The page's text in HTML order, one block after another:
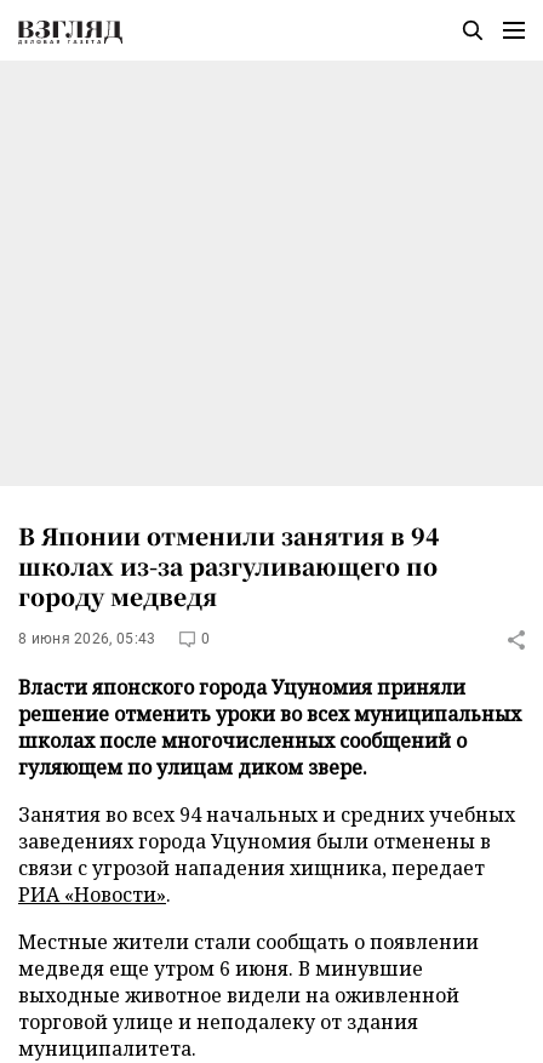
В Японии отменили занятия в 94
школах из-за разгуливающего по
городу медведя
8 июня 2026, 05:43 0
Власти японского города Уцуномия приняли
решение отменить уроки во всех муниципальных
школах после многочисленных сообщений о
гуляющем по улицам диком звере.
Занятия во всех 94 начальных и средних учебных
заведениях города Уцуномия были отменены в
связи с угрозой нападения хищника, передает
РИА «Новости».
Местные жители стали сообщать о появлении
медведя еще утром 6 июня. В минувшие
выходные животное видели на оживленной
торговой улице и неподалеку от здания
муниципалитета.